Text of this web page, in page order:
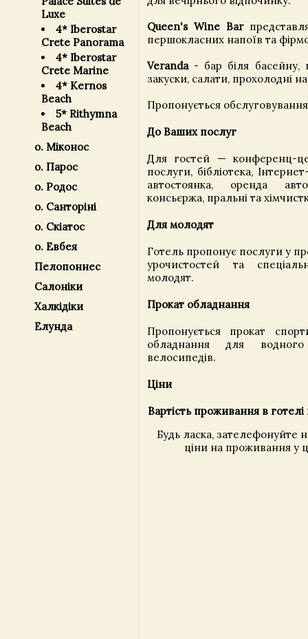
Luxe
4* Iberostar
Crete Panorama
4* Iberostar
Crete Marine
4* Kernos
Beach
5* Rithymna
Beach
о. Міконос
о. Парос
о. Родос
о. Санторіні
о. Скіатос
о. Евбея
Пелопоннес
Салоніки
Халкідіки
Елунда
Queen's Wine Bar
першокласних напоїв та
Veranda- бар біля басейну,
закуски, салати, прохолодні
Пропонується
До Ваших послуг
Для гостей — конференц-
послуги, бібліотека,
автостоянка, оренда
консьєржа, пральні та
Для молодят
Готель пропонує послуги у
урочистостей та
молодят.
Прокат обладнання
Пропонується прокат
обладнання для
велосипедів.
Ціни
Вартість проживання в
Будь ласка, зателефонуйте
ціни на проживання у